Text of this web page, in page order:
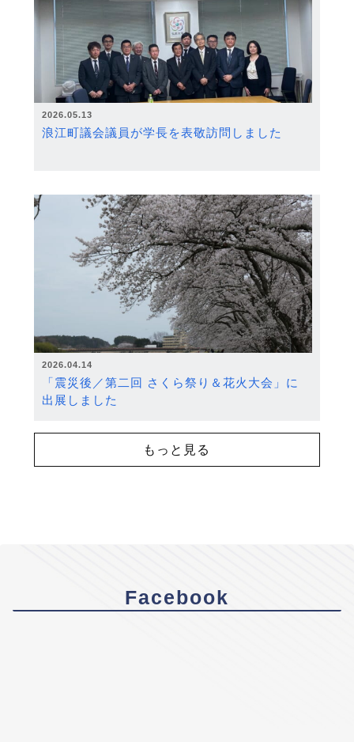
2026.05.13
浪江町議会議員が学長を表敬訪問しました
2026.04.14
「震災後／第二回 さくら祭り＆花火大会」に
出展しました
もっと見る
Facebook